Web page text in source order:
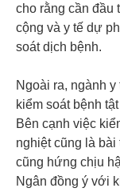
cho rằng cần đầu
cộng và y tế dự
soát dịch bệnh.
Ngoài ra, ngành
kiểm soát bệnh
Bên cạnh việc
nghiệt cũng là
cũng hứng chịu
Ngân đồng ý với